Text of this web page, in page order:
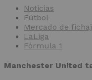
Noticias
Fútbol
Mercado de
LaLiga
Fórmula 1
Manchester United